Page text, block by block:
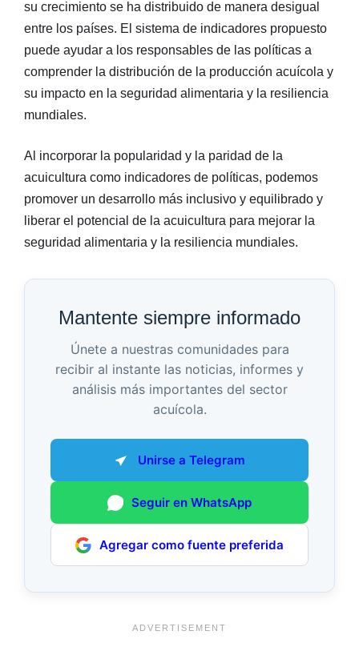
su crecimiento se ha distribuido de manera desigual
entre los países. El sistema de indicadores propuesto
puede ayudar a los responsables de las políticas a
comprender la distribución de la producción acuícola y
su impacto en la seguridad alimentaria y la resiliencia
mundiales.
Al incorporar la popularidad y la paridad de la
acuicultura como indicadores de políticas, podemos
promover un desarrollo más inclusivo y equilibrado y
liberar el potencial de la acuicultura para mejorar la
seguridad alimentaria y la resiliencia mundiales.
Mantente siempre informado
Únete a nuestras comunidades para
recibir al instante las noticias, informes y
análisis más importantes del sector
acuícola.
Unirse a Telegram
Seguir en WhatsApp
Agregar como fuente preferida